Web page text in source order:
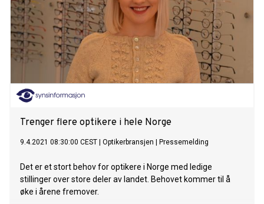
Trenger flere optikere i hele Norge
9.4.2021 08:30:00 CEST Optikerbransjen Pressemelding
Det er et stort behov for optikere i Norge med ledige
stillinger over store deler av landet. Behovet kommer til å
øke i årene fremover.